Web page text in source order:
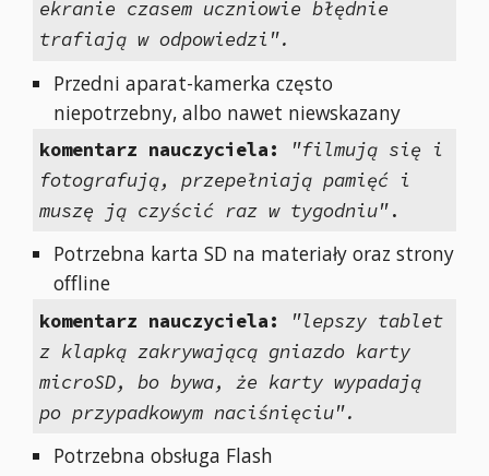
ekranie czasem uczniowie błędnie
trafiają w odpowiedzi".
Przedni aparat-kamerka często
niepotrzebny, albo nawet niewskazany
komentarz nauczyciela:
"filmują się i
fotografują, przepełniają pamięć i
muszę ją czyścić raz w tygodniu".
Potrzebna karta SD na materiały oraz strony
offline
komentarz nauczyciela:
"lepszy tablet
z klapką zakrywającą gniazdo karty
microSD, bo bywa, że karty wypadają
po przypadkowym naciśnięciu".
Potrzebna obsługa Flash